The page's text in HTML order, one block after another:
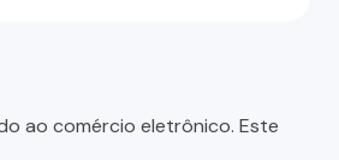
ao comércio eletrônico. Este